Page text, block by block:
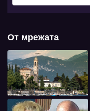
От мрежата